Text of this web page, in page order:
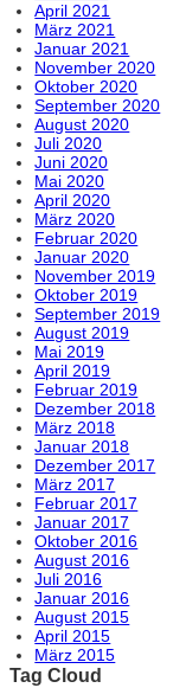
April 2021
März 2021
Januar 2021
November 2020
Oktober 2020
September 2020
August 2020
Juli 2020
Juni 2020
Mai 2020
April 2020
März 2020
Februar 2020
Januar 2020
November 2019
Oktober 2019
September 2019
August 2019
Mai 2019
April 2019
Februar 2019
Dezember 2018
März 2018
Januar 2018
Dezember 2017
März 2017
Februar 2017
Januar 2017
Oktober 2016
August 2016
Juli 2016
Januar 2016
August 2015
April 2015
März 2015
Tag Cloud